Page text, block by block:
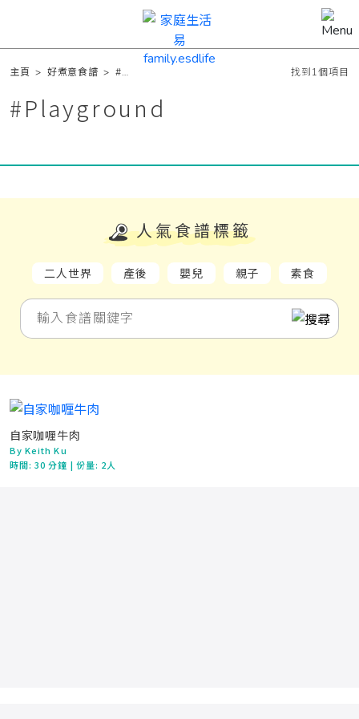
主頁 >好煮意食譜 >#
找到1個項目
#Playground
人氣食譜標籤
二人世界 產後 嬰兒 親子 素食
自家咖喱牛肉
By Keith Ku
時間:30 分鐘 | 份量: 2人